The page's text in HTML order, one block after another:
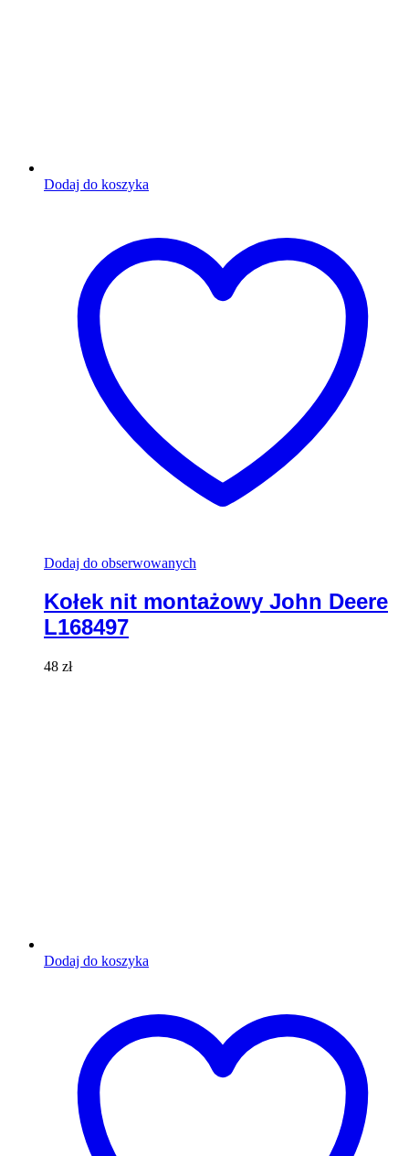
Dodaj do koszyka
Dodaj do obserwowanych
Kołek nit montażowy John Deere
L168497
48 zł
Dodaj do koszyka